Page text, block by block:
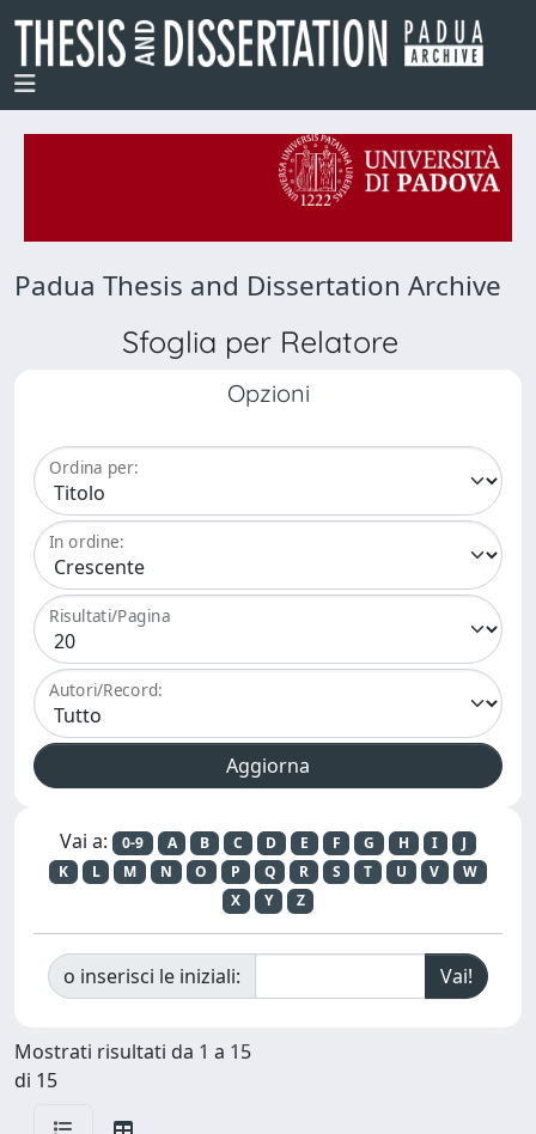
Padua Thesis and Dissertation Archive
Sfoglia per Relatore
Opzioni
Ordina per:
In ordine:
Risultati/Pagina
Autori/Record:
Vai a: 0-9 A B C D E F G H I
J
K
L M N O P Q R S T U V
W
X
Y Z
o inserisci le iniziali:
Mostrati risultati da 1 a 15
di 15